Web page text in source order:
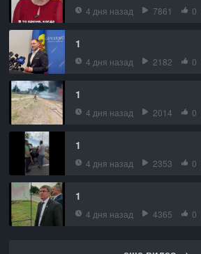
4 дня назад 7861 0
1
4 дня назад 2182 0
1
4 дня назад 2014 0
1
4 дня назад 2353 0
1
4 дня назад 4365 0